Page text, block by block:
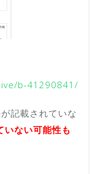
b-41290841/
記載されていな
いない可能性も